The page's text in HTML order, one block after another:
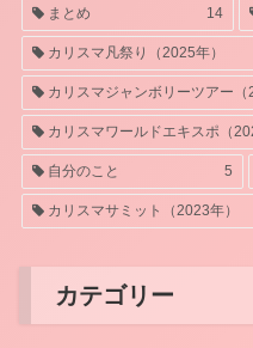
まとめ 14
カリスマ凡祭り（2025年）
カリスマジャンボリーツアー（
カリスマワールドエキスポ（
自分のこと 5
カリスマサミット（2023年）
カテゴリー